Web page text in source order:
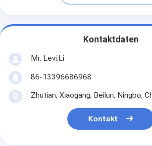
Kontaktdaten
Mr. Levi.Li
86-13396686968
Zhutian, Xiaogang, Beilun, Ningbo,
Kontakt